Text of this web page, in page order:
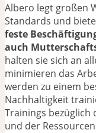
Albero legt großen
Standards und
feste
auch
halten sie sich an
minimieren das
werden zu einem
Nachhaltigkeit
Trainings bezüglich
und der